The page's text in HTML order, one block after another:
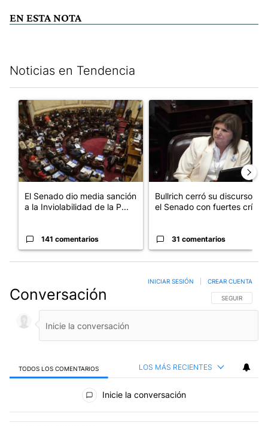
EN ESTA NOTA
Noticias en Tendencia
Un artículo de tendencia con el título "El Senado dio media
El Senado dio media sanción
a la Inviolabilidad de la P...
141 comentarios
Un artículo de tendencia
Bullrich cerró su discurso en
el Senado con fuertes crí...
31 comentarios
Conversación SIGA ESTA
SEGUIR
INICIAR SESIÓN CREAR CUENTA
TODOS LOS COMENTARIOS LOS MÁS RECIENTES
Todos los comentarios
Inicie la conversación